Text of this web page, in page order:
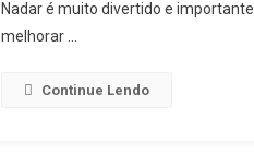
Nadar é muito divertido e
melhorar …
Continue Lendo